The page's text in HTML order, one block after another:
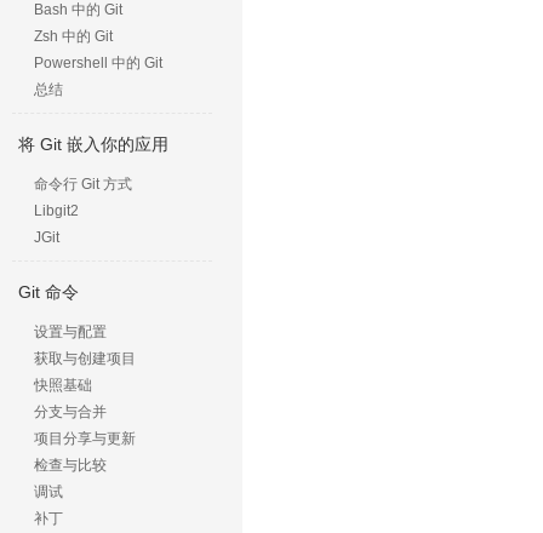
Bash 中的 Git
Zsh 中的 Git
Powershell 中的 Git
总结
将 Git 嵌入你的应用
命令行 Git 方式
Libgit2
JGit
Git 命令
设置与配置
获取与创建项目
快照基础
分支与合并
项目分享与更新
检查与比较
调试
补丁